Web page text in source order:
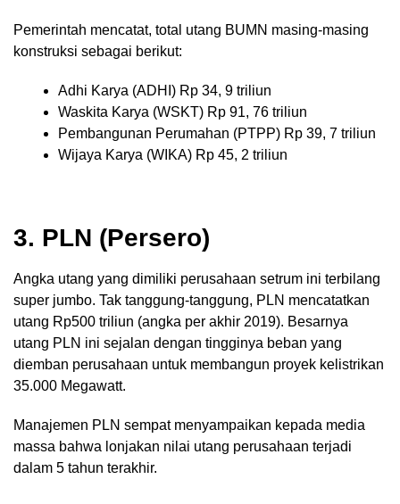
Pemerintah mencatat, total utang BUMN masing-masing
konstruksi sebagai berikut:
Adhi Karya (ADHI) Rp 34, 9 triliun
Waskita Karya (WSKT) Rp 91, 76 triliun
Pembangunan Perumahan (PTPP) Rp 39, 7 triliun
Wijaya Karya (WIKA) Rp 45, 2 triliun
3. PLN (Persero)
Angka utang yang dimiliki perusahaan setrum ini terbilang
super jumbo. Tak tanggung-tanggung, PLN mencatatkan
utang Rp500 triliun (angka per akhir 2019). Besarnya
utang PLN ini sejalan dengan tingginya beban yang
diemban perusahaan untuk membangun proyek kelistrikan
35.000 Megawatt.
Manajemen PLN sempat menyampaikan kepada media
massa bahwa lonjakan nilai utang perusahaan terjadi
dalam 5 tahun terakhir.